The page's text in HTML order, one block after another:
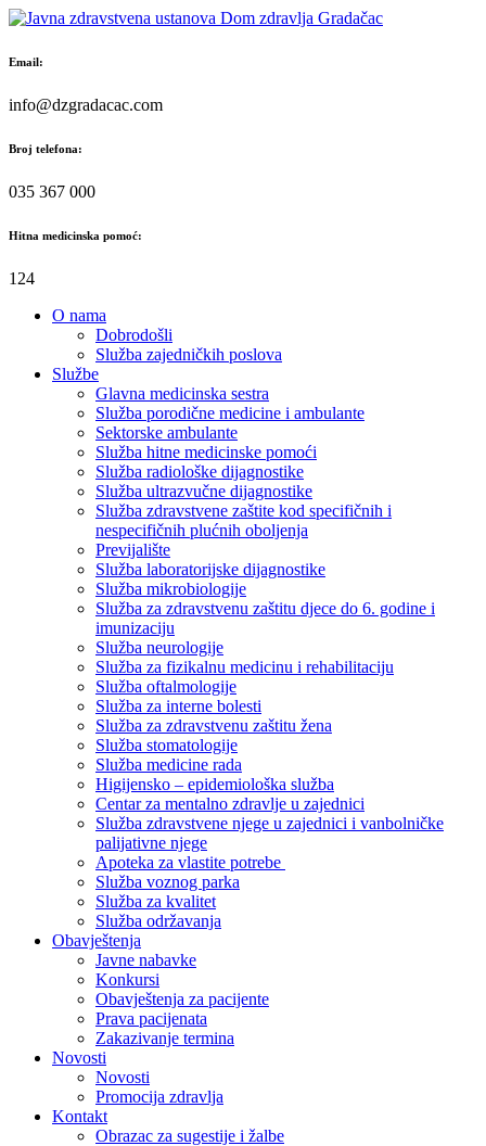
Skip
content
Email:
info@dzgradacac.com
Broj telefona:
035 367 000
Hitna medicinska pomoć:
124
O nama
Dobrodošli
Služba zajedničkih poslova
Službe
Glavna medicinska sestra
Služba porodične medicine i ambulante
Sektorske ambulante
Služba hitne medicinske pomoći
Služba radiološke dijagnostike
Služba ultrazvučne dijagnostike
Služba zdravstvene zaštite kod specifičnih i
nespecifičnih plućnih oboljenja
Previjalište
Služba laboratorijske dijagnostike
Služba mikrobiologije
Služba za zdravstvenu zaštitu djece do 6. godine i
imunizaciju
Služba neurologije
Služba za fizikalnu medicinu i rehabilitaciju
Služba oftalmologije
Služba za interne bolesti
Služba za zdravstvenu zaštitu žena
Služba stomatologije
Služba medicine rada
Higijensko – epidemiološka služba
Centar za mentalno zdravlje u zajednici
Služba zdravstvene njege u zajednici i vanbolničke
palijativne njege
Apoteka za vlastite potrebe
Služba voznog parka
Služba za kvalitet
Služba održavanja
Obavještenja
Javne nabavke
Konkursi
Obavještenja za pacijente
Prava pacijenata
Zakazivanje termina
Novosti
Novosti
Promocija zdravlja
Kontakt
Obrazac za sugestije i žalbe